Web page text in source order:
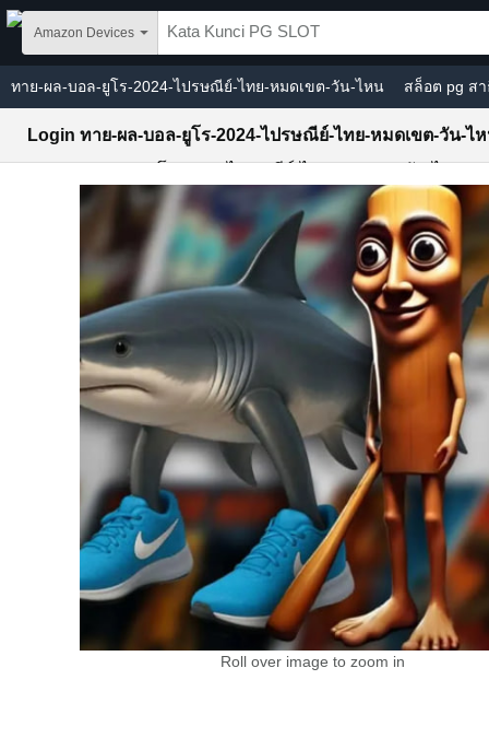
Skip to main content
Amazon Devices
ทาย-ผล-บอล-ยูโร-2024-ไปรษณีย์-ไทย-หมดเขต-วัน-ไหน สล็อต pg ส
Login ทาย-ผล-บอล-ยูโร-2024-ไปรษณีย์-ไทย-หมดเขต-วัน-ไ
Roll over image to zoom in